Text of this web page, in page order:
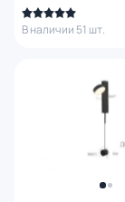
В наличии 51 шт.